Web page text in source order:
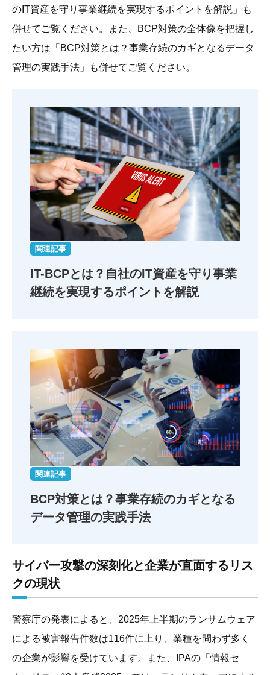
のIT資産を守り事業継続を実現するポイントを解説」も
併せてご覧ください。また、BCP対策の全体像を把握し
たい方は「BCP対策とは？事業存続のカギとなるデータ
管理の実践手法」も併せてご覧ください。
関連記事
IT-BCPとは？自社のIT資産を守り事業
継続を実現するポイントを解説
関連記事
BCP対策とは？事業存続のカギとなる
データ管理の実践手法
サイバー攻撃の深刻化と企業が直面するリス
クの現状
警察庁の発表によると、2025年上半期のランサムウェア
による被害報告件数は116件に上り、業種を問わず多く
の企業が影響を受けています。また、IPAの「情報セ